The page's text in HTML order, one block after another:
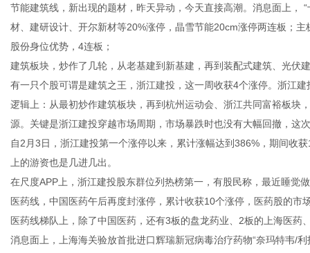
节能建筑线，新出现的题材，昨天异动，今天直接高潮。消息面上，
材、建研设计、开尔新材等20%涨停，晶雪节能20cm涨停两连板；
股份身位优势，4连板；
建筑板块，炒作了几轮，从老基建到新基建，再到装配式建筑、光伏
有一只个股可谓是建筑之王，浙江建投，这一周收获4个涨停。浙江
逻辑上：从最初炒作建筑板块，再到杭州运动会、浙江共同富裕板块
源。关键是浙江建投穿越市场周期，市场暴跌时也没有大幅回撤，这
自2月3日，浙江建投第一个涨停以来，累计涨幅达到386%，期间收
上的游资也是几进几出。
在尺度APP上，浙江建投股东群位列热榜第一，有股民称，最近睡觉
医药线，中国医药午后再度封涨停，累计收获10个涨停，医药股的市
医药线梯队上，除了中国医药，还有3板的盘龙药业、2板的上海医药
消息面上，上海海关验放首批进口辉瑞新冠病毒治疗药物“奈玛特韦/